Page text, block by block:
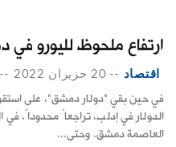
ارتفاع ملحوظ لليورو
اقتصاد -- 20 حزيران 2022 --
في حين بقي "دولار دمشق"، على
الدولار في إدلب، تراجعاً محدوداً، في
العاصمة دمشق. وحتى...